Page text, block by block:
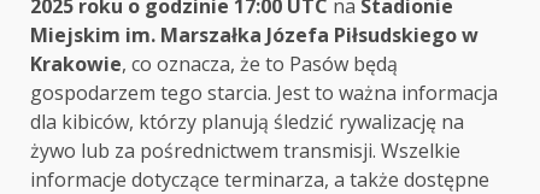
2025 roku o godzinie 17:00 UTC na Stadionie
Miejskim im. Marszałka Józefa Piłsudskiego w
Krakowie, co oznacza, że to Pasów będą
gospodarzem tego starcia. Jest to ważna informacja
dla kibiców, którzy planują śledzić rywalizację na
żywo lub za pośrednictwem transmisji. Wszelkie
informacje dotyczące terminarza, a także dostępne